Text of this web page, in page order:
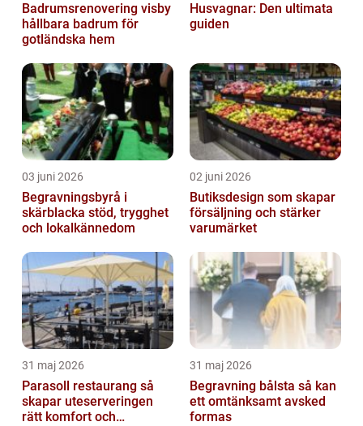
Badrumsrenovering visby
hållbara badrum för
gotländska hem
Husvagnar: Den ultimata
guiden
03 juni 2026
Begravningsbyrå i
skärblacka stöd, trygghet
och lokalkännedom
02 juni 2026
Butiksdesign som skapar
försäljning och stärker
varumärket
31 maj 2026
Parasoll restaurang så
skapar uteserveringen
rätt komfort och
31 maj 2026
Begravning bålsta så kan
ett omtänksamt avsked
formas